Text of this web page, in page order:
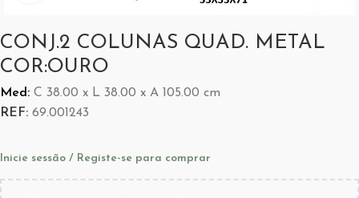
CONJ.2 COLUNAS QUAD. METAL
COR:OURO
Med: C 38.00 x L 38.00 x A 105.00 cm
REF: 69.001243
Inicie sessão / Registe-se para comprar